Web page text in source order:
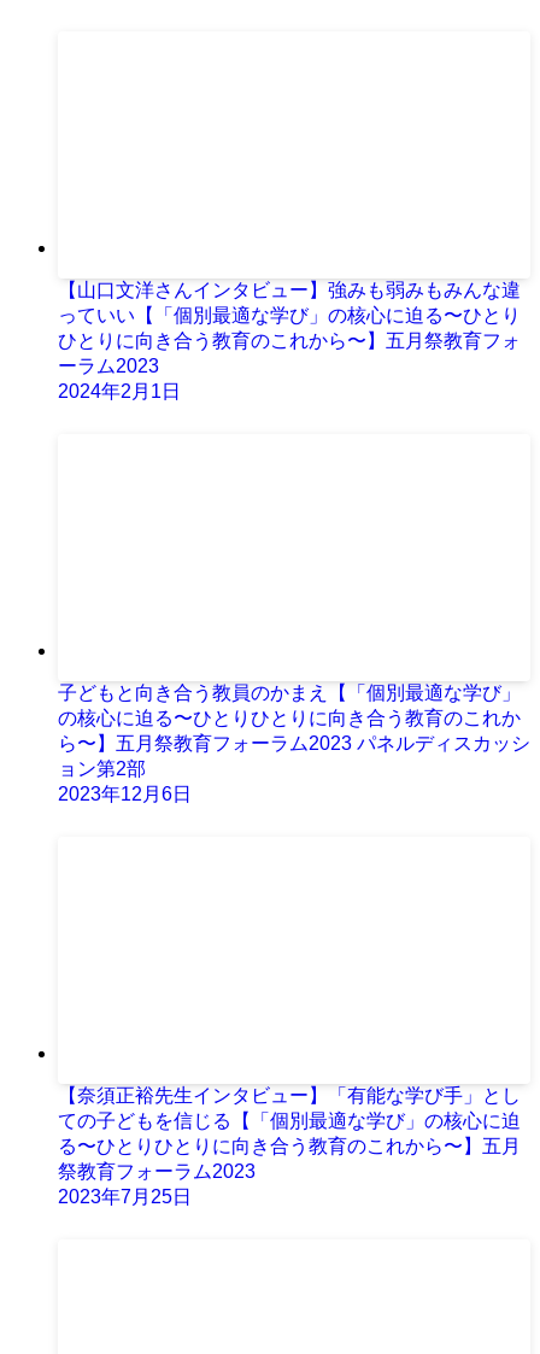
【山口文洋さんインタビュー】強みも弱みもみんな違
っていい【「個別最適な学び」の核心に迫る〜ひとり
ひとりに向き合う教育のこれから〜】五月祭教育フォ
ーラム2023
2024年2月1日
子どもと向き合う教員のかまえ【「個別最適な学び」
の核心に迫る〜ひとりひとりに向き合う教育のこれか
ら〜】五月祭教育フォーラム2023 パネルディスカッシ
ョン第2部
2023年12月6日
【奈須正裕先生インタビュー】「有能な学び手」とし
ての子どもを信じる【「個別最適な学び」の核心に迫
る〜ひとりひとりに向き合う教育のこれから〜】五月
祭教育フォーラム2023
2023年7月25日